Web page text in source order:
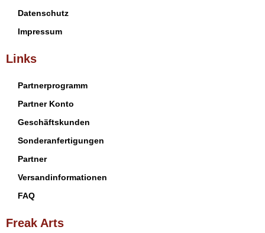
Datenschutz
Impressum
Links
Partnerprogramm
Partner Konto
Geschäftskunden
Sonderanfertigungen
Partner
Versandinformationen
FAQ
Freak Arts